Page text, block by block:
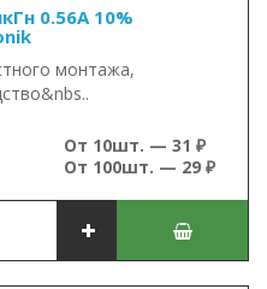
0.56А 10%
монтажа,
От 10шт. — 31 ₽
От 100шт. — 29 ₽